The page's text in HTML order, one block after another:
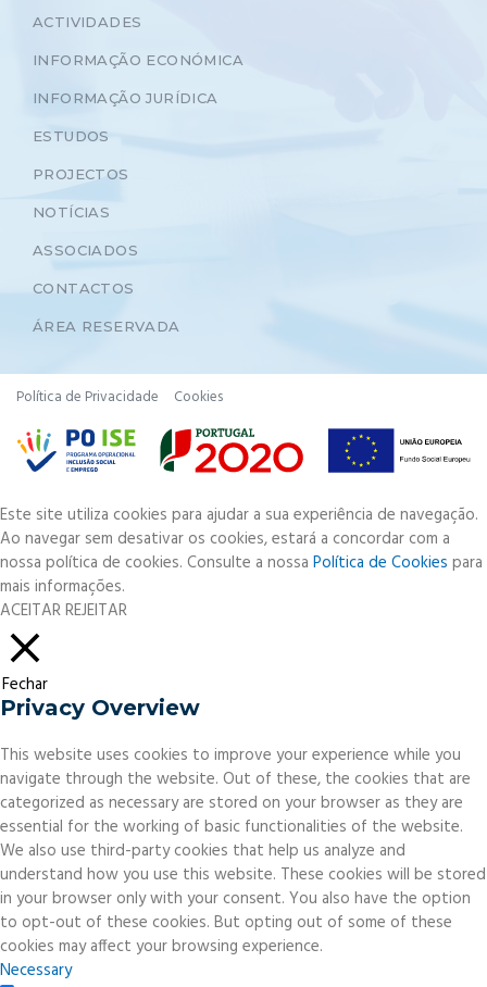
ACTIVIDADES
INFORMAÇÃO ECONÓMICA
INFORMAÇÃO JURÍDICA
ESTUDOS
PROJECTOS
NOTÍCIAS
ASSOCIADOS
CONTACTOS
ÁREA RESERVADA
Política de Privacidade Cookies
Este site utiliza cookies para ajudar a sua experiência de navegação.
Ao navegar sem desativar os cookies, estará a concordar com a
nossa política de cookies. Consulte a nossa Política de Cookies para
mais informações.
ACEITARREJEITAR
Fechar
Privacy Overview
This website uses cookies to improve your experience while you
navigate through the website. Out of these, the cookies that are
categorized as necessary are stored on your browser as they are
essential for the working of basic functionalities of the website.
We also use third-party cookies that help us analyze and
understand how you use this website. These cookies will be stored
in your browser only with your consent. You also have the option
to opt-out of these cookies. But opting out of some of these
cookies may affect your browsing experience.
Necessary